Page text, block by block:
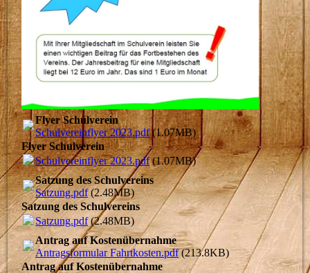
Flyer Schulverein
Schulvereinflyer 2023.pdf(1.07MB)
Flyer Schulverein
Schulvereinflyer 2023.pdf(1.07MB)
Satzung des Schulvereins
Satzung.pdf(2.48MB)
Satzung des Schulvereins
Satzung.pdf(2.48MB)
Antrag auf Kostenübernahme
Antragsformular Fahrtkosten.pdf(213.8KB)
Antrag auf Kostenübernahme